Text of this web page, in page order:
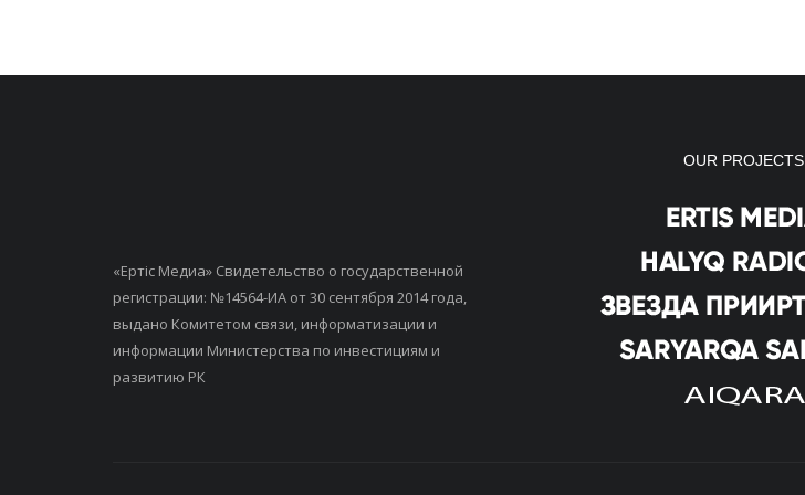
«Ертiс Медиа» Свидетельство о государственной
регистрации: №14564-ИА от 30 сентября 2014 года,
выдано Комитетом связи, информатизации и
информации Министерства по инвестициям и
развитию РК
OUR PROJECTS